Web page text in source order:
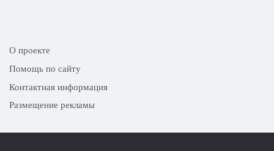
О проекте
Помощь по сайту
Контактная информация
Размещение рекламы